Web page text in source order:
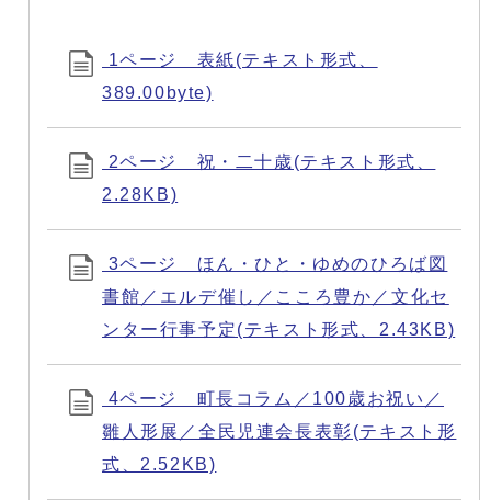
1ページ 表紙(テキスト形式、
389.00byte)
2ページ 祝・二十歳(テキスト形式、
2.28KB)
3ページ ほん・ひと・ゆめのひろば図
書館／エルデ催し／こころ豊か／文化セ
ンター行事予定(テキスト形式、2.43KB)
4ページ 町長コラム／100歳お祝い／
雛人形展／全民児連会長表彰(テキスト形
式、2.52KB)